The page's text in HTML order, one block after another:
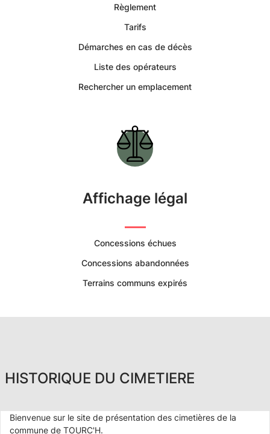
Règlement
Tarifs
Démarches en cas de décès
Liste des opérateurs
Rechercher un emplacement
Affichage légal
Concessions échues
Concessions abandonnées
Terrains communs expirés
HISTORIQUE DU CIMETIERE
Bienvenue sur le site de présentation des cimetières de la
commune de TOURC'H.